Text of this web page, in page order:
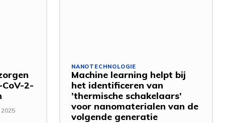
2-
NANOTECHNOLOGIE
Machine learning helpt bij
het identificeren van
’thermische schakelaars’
voor nanomaterialen van de
volgende generatie